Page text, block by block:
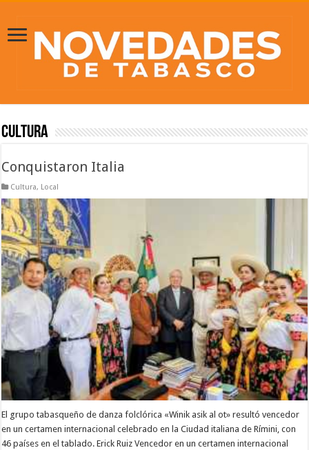
Cultura
Conquistaron Italia
Cultura, Local
El grupo tabasqueño de danza folclórica «Winik asik al ot» resultó vencedor
en un certamen internacional celebrado en la Ciudad italiana de Rímini, con
46 países en el tablado. Erick Ruiz Vencedor en un certamen internacional